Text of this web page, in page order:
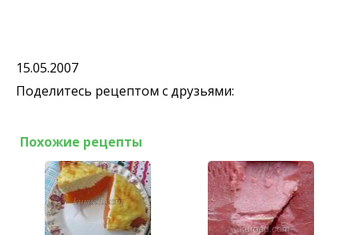
15.05.2007
Поделитесь рецептом с друзьями:
Похожие рецепты